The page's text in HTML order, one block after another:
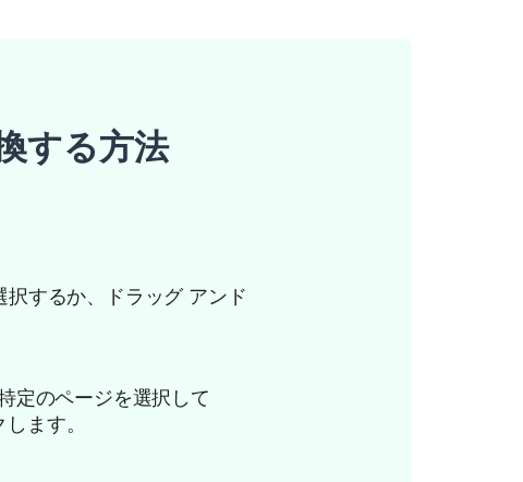
する方法
するか、ドラッグ アンド
定のページを選択して
ます。